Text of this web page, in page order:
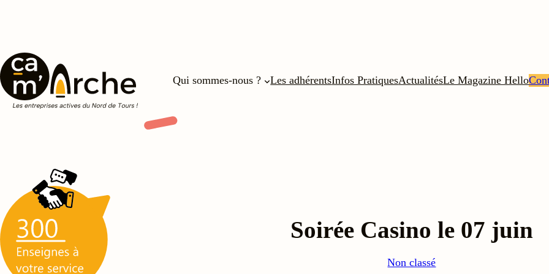
Qui sommes-nous ? Les adhérentsInfos PratiquesActualitésLe Magazine Hello
Soirée Casino le 07 juin
Non classé